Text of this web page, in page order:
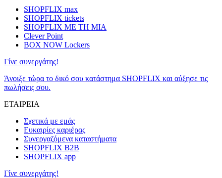
SHOPFLIX max
SHOPFLIX tickets
SHOPFLIX ΜΕ ΤΗ ΜΙΑ
Clever Point
BOX NOW Lockers
Γίνε συνεργάτης!
Άνοιξε τώρα το δικό σου κατάστημα SHOPFLIX και αύξησε τις
πωλήσεις σου.
ΕΤΑΙΡΕΙΑ
Σχετικά με εμάς
Ευκαιρίες καριέρας
Συνεργαζόμενα καταστήματα
SHOPFLIX B2B
SHOPFLIX app
Γίνε συνεργάτης!